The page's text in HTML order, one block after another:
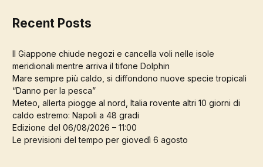
Recent Posts
Il Giappone chiude negozi e cancella voli nelle isole
meridionali mentre arriva il tifone Dolphin
Mare sempre più caldo, si diffondono nuove specie tropicali
“Danno per la pesca”
Meteo, allerta piogge al nord, Italia rovente altri 10 giorni di
caldo estremo: Napoli a 48 gradi
Edizione del 06/08/2026 – 11:00
Le previsioni del tempo per giovedì 6 agosto